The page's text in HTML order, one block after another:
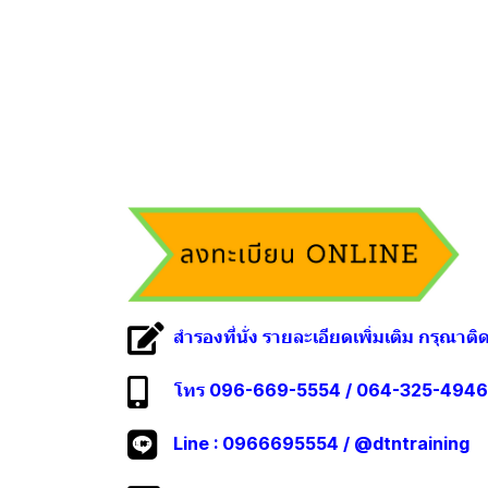
สำรองที่นั่ง รายละเอียดเพิ่มเติม กรุณาติ
โทร 096-669-5554 / 064-325-4946
Line : 0966695554 / @dtntraining